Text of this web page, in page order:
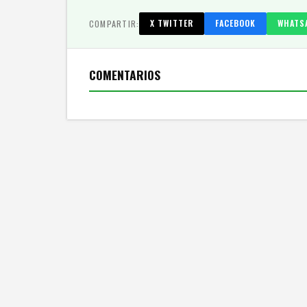
COMPARTIR: X TWITTER FACEBOOK
COMENTARIOS